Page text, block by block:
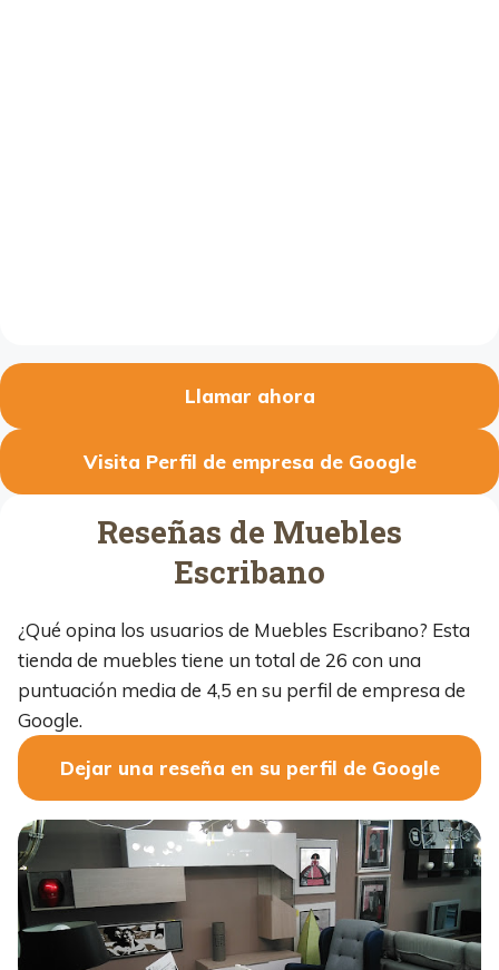
Llamar ahora
Visita Perfil de empresa de Google
Reseñas de Muebles
Escribano
¿Qué opina los usuarios de Muebles Escribano? Esta
tienda de muebles tiene un total de 26 con una
puntuación media de 4,5 en su perfil de empresa de
Google.
Dejar una reseña en su perfil de Google